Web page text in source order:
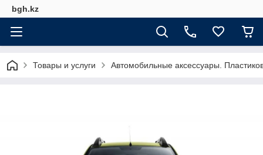
bgh.kz
Товары и услуги Автомобильные аксессуары.